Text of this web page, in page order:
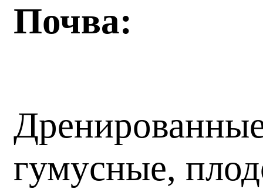
Почва:
гумусные,